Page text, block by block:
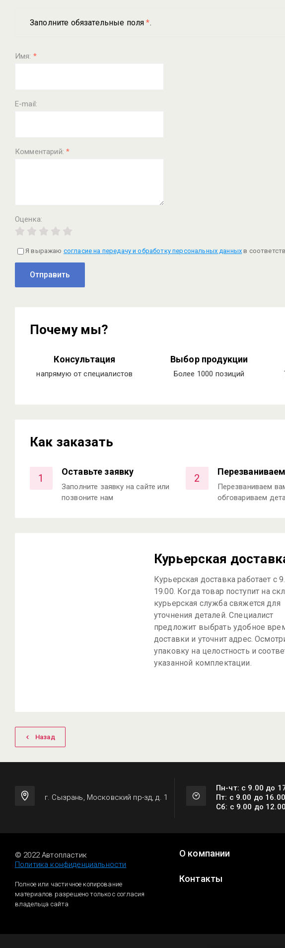
Заполните обязательные поля*.
Имя: *
E-mail:
Комментарий:*
Оценка:
Я выражаю согласие на передачу и обработку персональных данных в
Отправить
Почему мы?
Консультация
напрямую от специалистов
Выбор продукции
Более 1000 позиций
Как заказать
1
Оставьте заявку
Заполните заявку на сайте или
позвоните нам
2
Перезваниваем
Перезваниваем
обговариваем
Курьерская
Курьерская доставка работает с
19.00. Когда товар поступит на
курьерская служба свяжется для
уточнения деталей. Специалист
предложит выбрать удобное
доставки и уточнит адрес.
упаковку на целостность и
указанной комплектации.
Назад
г. Сызрань, Московский пр-зд, д. 1
Пн-чт: с 9.00 до
Пт: с 9.00 до 16.00
Сб: с 9.00 до 12.00
© 2022 Автопластик
Политика конфиденциальности
Полное или частичное копирование
материалов разрешено только с согласия
владельца сайта
О компании
Контакты